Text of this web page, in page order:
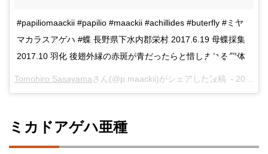
#papiliomaackii #papilio #maackii #achillides #buterfly #ミヤ
マカラスアゲハ #蝶 長野県下水内郡栄村 2017.6.19 母蝶採集
2017.10 羽化 後翅外縁の赤斑が青だったらと惜しまれる個体
Tomohiro Sasayamaさん(@p.maackii)がシェアした投稿 – 2018年 4月月18日午前7時09分PDT
ミカドアゲハ亜種